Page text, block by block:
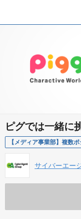
ピグでは一緒に
サイバーエー